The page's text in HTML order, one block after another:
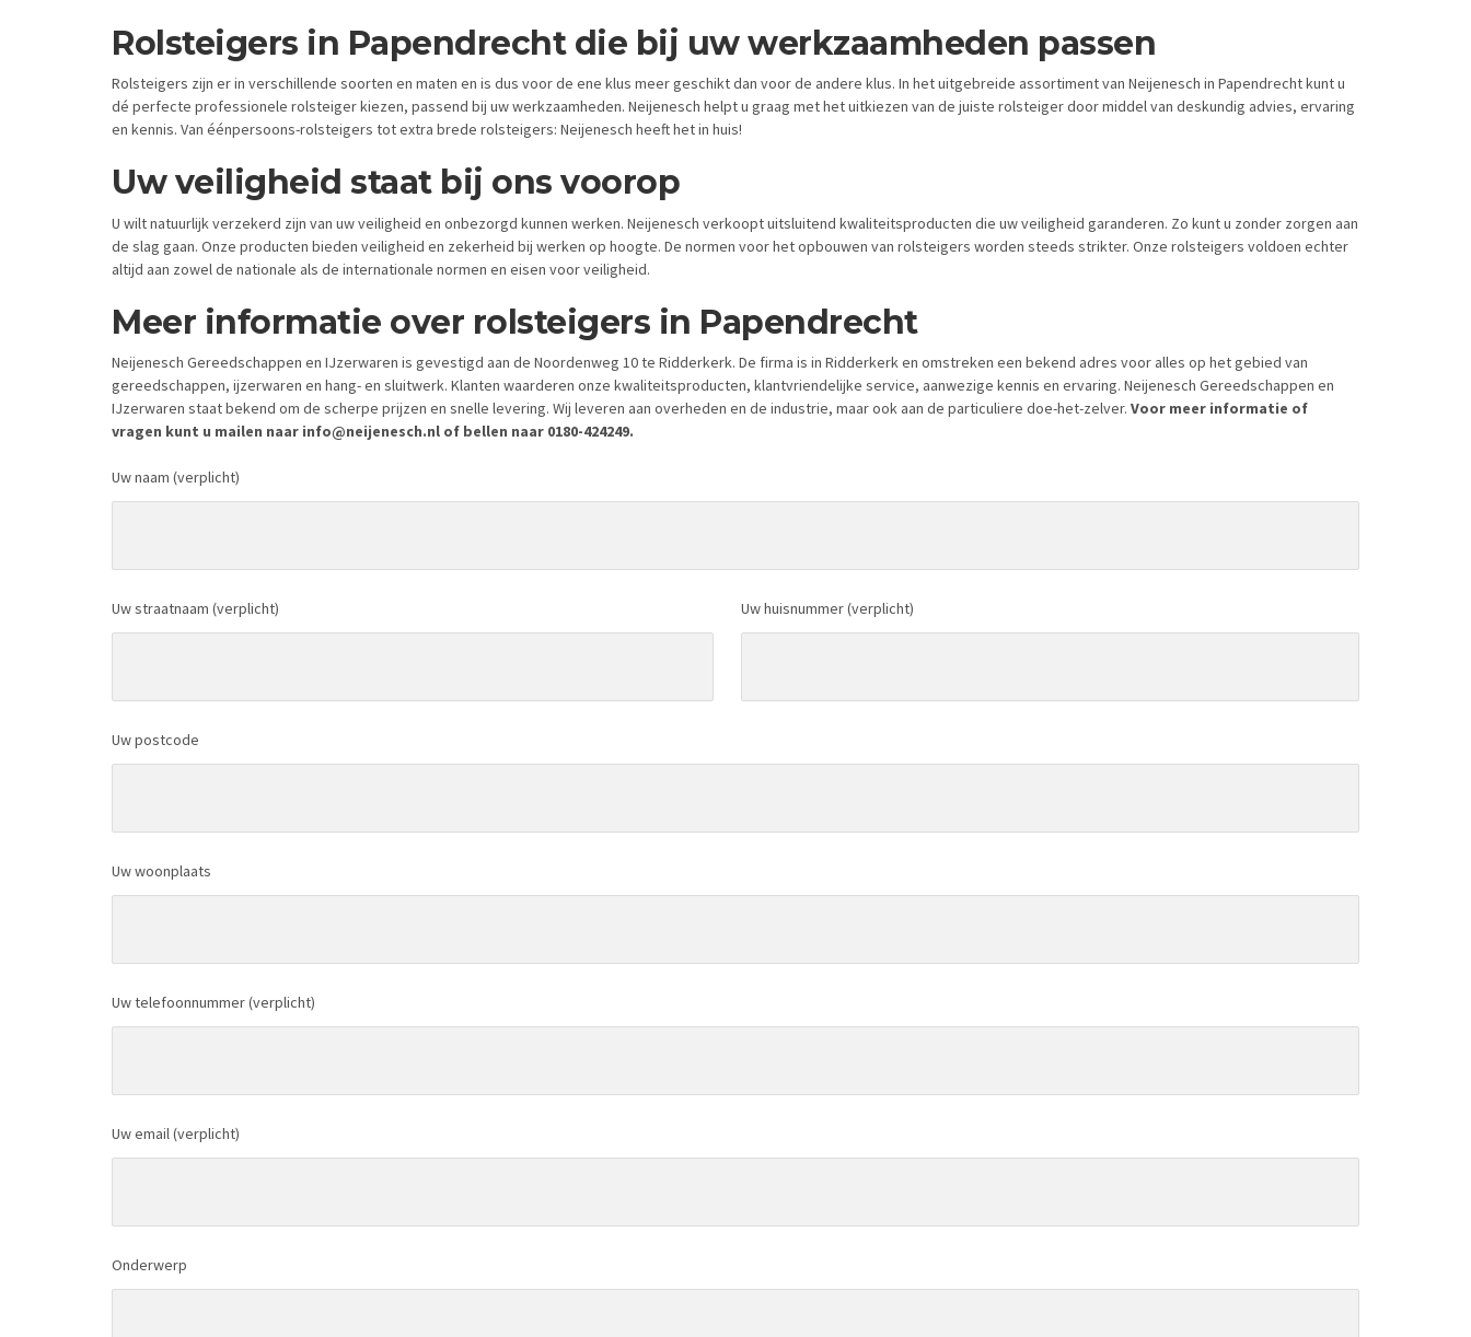
Rolsteigers in Papendrecht die bij uw werkzaamheden passen
Rolsteigers zijn er in verschillende soorten en maten en is dus voor de ene klus meer geschikt dan voor de andere klus. In het uitgebreide assortiment van Neijenesch in Papendrecht kunt u
dé perfecte professionele rolsteiger kiezen, passend bij uw werkzaamheden. Neijenesch helpt u graag met het uitkiezen van de juiste rolsteiger door middel van deskundig advies, ervaring
en kennis. Van éénpersoons-rolsteigers tot extra brede rolsteigers: Neijenesch heeft het in huis!
Uw veiligheid staat bij ons voorop
U wilt natuurlijk verzekerd zijn van uw veiligheid en onbezorgd kunnen werken. Neijenesch verkoopt uitsluitend kwaliteitsproducten die uw veiligheid garanderen. Zo kunt u zonder zorgen aan
de slag gaan. Onze producten bieden veiligheid en zekerheid bij werken op hoogte. De normen voor het opbouwen van rolsteigers worden steeds strikter. Onze rolsteigers voldoen echter
altijd aan zowel de nationale als de internationale normen en eisen voor veiligheid.
Meer informatie over rolsteigers in Papendrecht
Neijenesch Gereedschappen en IJzerwaren is gevestigd aan de Noordenweg 10 te Ridderkerk. De firma is in Ridderkerk en omstreken een bekend adres voor alles op het gebied van
gereedschappen, ijzerwaren en hang- en sluitwerk. Klanten waarderen onze kwaliteitsproducten, klantvriendelijke service, aanwezige kennis en ervaring. Neijenesch Gereedschappen en
IJzerwaren staat bekend om de scherpe prijzen en snelle levering. Wij leveren aan overheden en de industrie, maar ook aan de particuliere doe-het-zelver. Voor meer informatie of
vragen kunt u mailen naar info@neijenesch.nl of bellen naar 0180-424249.
Uw naam (verplicht)
Uw straatnaam (verplicht) Uw huisnummer (verplicht)
Uw postcode
Uw woonplaats
Uw telefoonnummer (verplicht)
Uw email (verplicht)
Onderwerp